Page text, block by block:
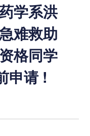
学系洪
难救助
格同学
申请 !